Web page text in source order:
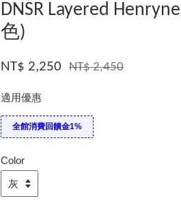
DNSR Layered
色)
NT$ 2,250 NT$ 2,450
適用優惠
全館消費回饋金1%
Color